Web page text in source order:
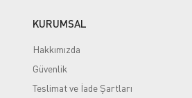
KURUMSAL
Hakkımızda
Güvenlik
Teslimat ve İade Şartları